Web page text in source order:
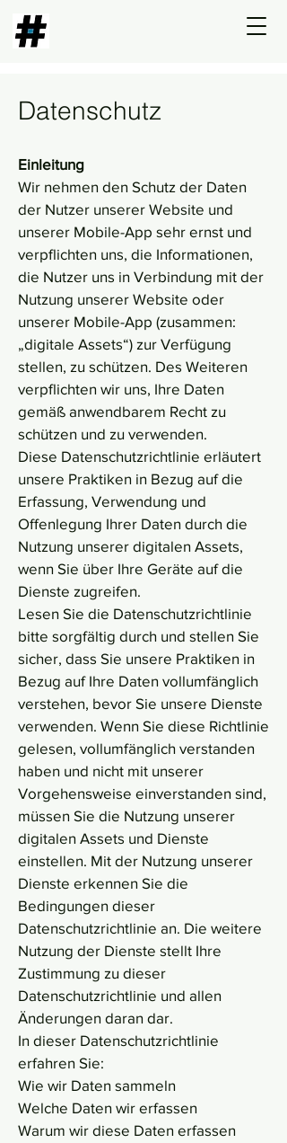
Datenschutz
Einleitung
Wir nehmen den Schutz der Daten
der Nutzer unserer Website und
unserer Mobile-App sehr ernst und
verpflichten uns, die Informationen,
die Nutzer uns in Verbindung mit der
Nutzung unserer Website oder
unserer Mobile-App (zusammen:
„digitale Assets“) zur Verfügung
stellen, zu schützen. Des Weiteren
verpflichten wir uns, Ihre Daten
gemäß anwendbarem Recht zu
schützen und zu verwenden.
Diese Datenschutzrichtlinie erläutert
unsere Praktiken in Bezug auf die
Erfassung, Verwendung und
Offenlegung Ihrer Daten durch die
Nutzung unserer digitalen Assets,
wenn Sie über Ihre Geräte auf die
Dienste zugreifen.
Lesen Sie die Datenschutzrichtlinie
bitte sorgfältig durch und stellen Sie
sicher, dass Sie unsere Praktiken in
Bezug auf Ihre Daten vollumfänglich
verstehen, bevor Sie unsere Dienste
verwenden. Wenn Sie diese Richtlinie
gelesen, vollumfänglich verstanden
haben und nicht mit unserer
Vorgehensweise einverstanden sind,
müssen Sie die Nutzung unserer
digitalen Assets und Dienste
einstellen. Mit der Nutzung unserer
Dienste erkennen Sie die
Bedingungen dieser
Datenschutzrichtlinie an. Die weitere
Nutzung der Dienste stellt Ihre
Zustimmung zu dieser
Datenschutzrichtlinie und allen
Änderungen daran dar.
In dieser Datenschutzrichtlinie
erfahren Sie:
Wie wir Daten sammeln
Welche Daten wir erfassen
Warum wir diese Daten erfassen